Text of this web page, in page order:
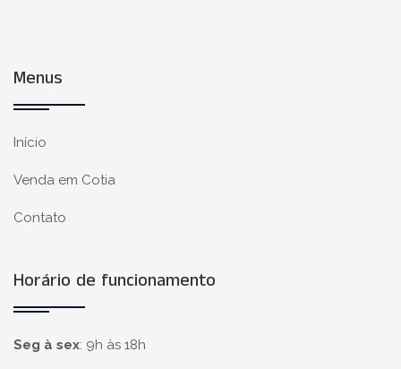
Menus
Início
Venda em Cotia
Contato
Horário de funcionamento
Seg à sex: 9h às 18h